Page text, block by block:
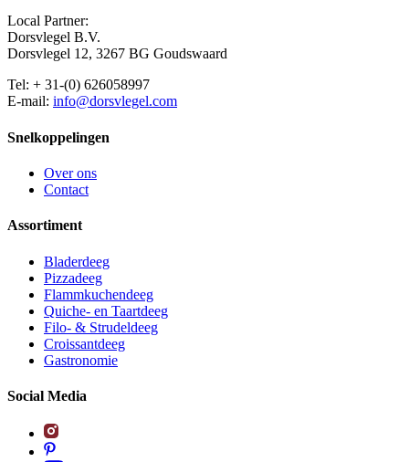
Local Partner:
Dorsvlegel B.V.
Dorsvlegel 12, 3267 BG Goudswaard
Tel: + 31-(0) 626058997
E-mail: info@dorsvlegel.com
Snelkoppelingen
Over ons
Contact
Assortiment
Bladerdeeg
Pizzadeeg
Flammkuchendeeg
Quiche- en Taartdeeg
Filo- & Strudeldeeg
Croissantdeeg
Gastronomie
Social Media